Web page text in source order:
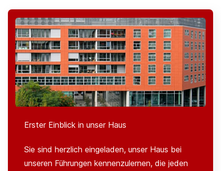
Erster Einblick in unser Haus
Sie sind herzlich eingeladen, unser Haus bei
unseren Führungen kennenzulernen, die jeden